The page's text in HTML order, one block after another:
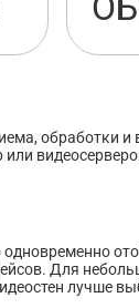
обработки
Для
лучше